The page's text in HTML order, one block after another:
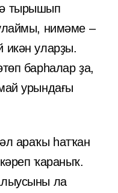
тырышып
нимәме –
икән уларҙы.
барһалар ҙа,
урындағы
араҡы һатҡан
ҡараныҡ.
ла